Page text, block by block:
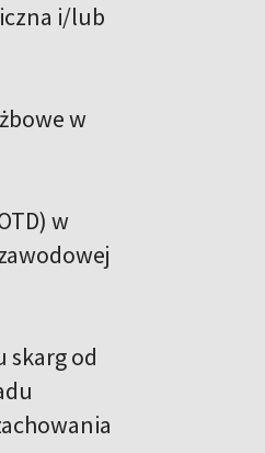
i/lub
w
w
skarg od